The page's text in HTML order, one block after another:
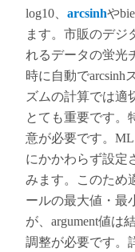
log10、 arcsinhや
ます。市販のデジ
れるデータの蛍光
時に自動でarcsinh
ズムの計算では適
とても重要です。
意が必要です。
にかかわらず設定
みます。このため
ールの最大値・最
が、argument値は
調整が必要です。